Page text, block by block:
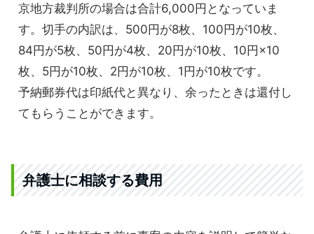
京地方裁判所の場合は合計6,000円となっていま
す。切手の内訳は、500円が8枚、100円が10枚、
84円が5枚、50円が4枚、20円が10枚、10円×10
枚、5円が10枚、2円が10枚、1円が10枚です。
予納郵券代は印紙代と異なり、余ったときは還付し
てもらうことができます。
弁護士に相談する費用